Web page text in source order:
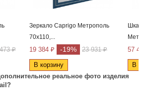
₽
Зеркало Caprigo Метрополь
70х110,...
19 384 ₽ -19% 23 931 ₽
В корзину
57
В
реальное фото изделия
?